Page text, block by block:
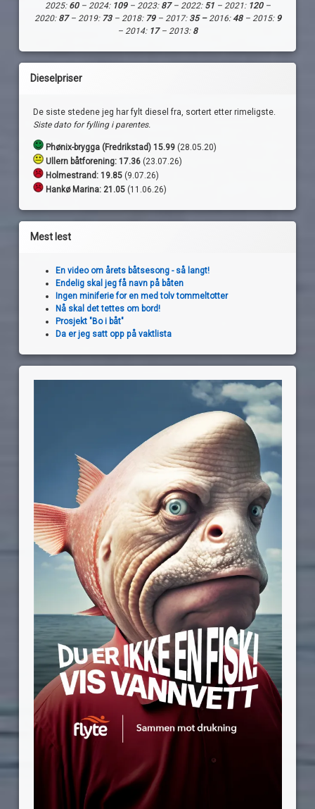
2025: 60– 2024: 109– 2023: 87– 2022: 51– 2021: 120–
2020: 87– 2019: 73– 2018: 79– 2017: 35 –2016:48– 2015: 9
– 2014: 17– 2013: 8
Dieselpriser
De siste stedene jeg har fylt diesel fra, sortert etter rimeligste.
Siste dato for fylling i parentes.
Phønix-brygga (Fredrikstad) 15.99 (28.05.20)
Ullern båtforening: 17.36 (23.07.26)
Holmestrand: 19.85 (9.07.26)
Hankø Marina: 21.05 (11.06.26)
Mest lest
En video om årets båtsesong - så langt!
Endelig skal jeg få navn på båten
Ingen miniferie for en med tolv tommeltotter
Nå skal det tettes om bord!
Prosjekt "Bo i båt"
Da er jeg satt opp på vaktlista